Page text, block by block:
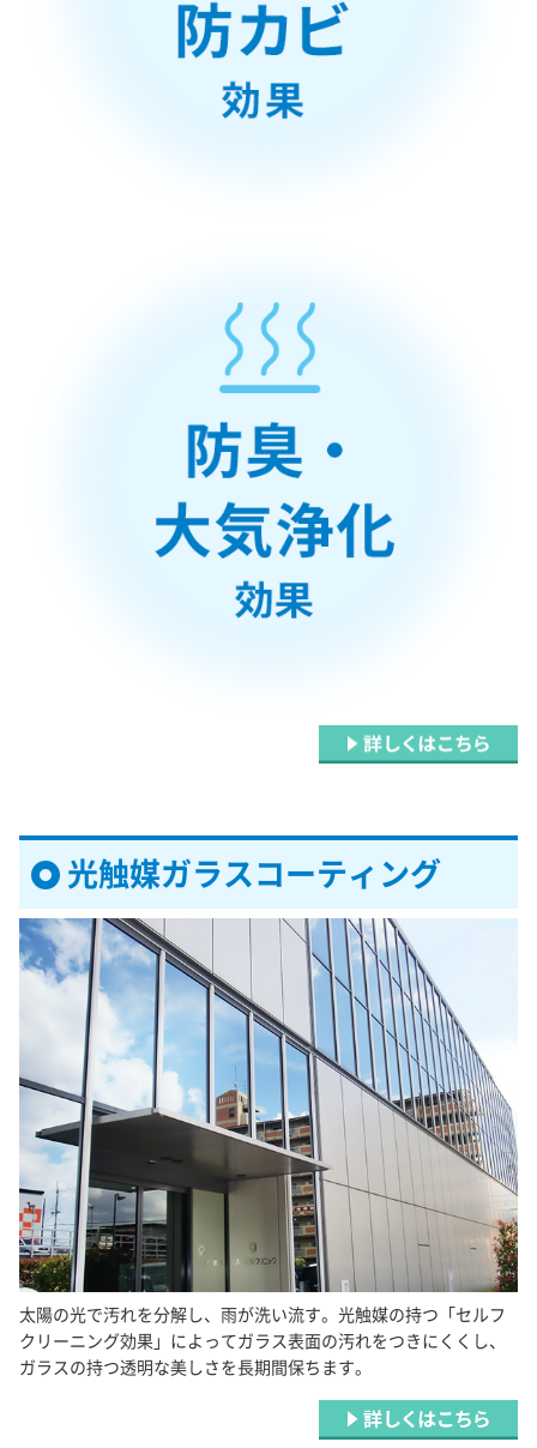
光触媒ガラスコーティング
太陽の光で汚れを分解し、雨が洗い流す。光触媒の持つ「セルフ
クリーニング効果」によってガラス表面の汚れをつきにくくし、
ガラスの持つ透明な美しさを長期間保ちます。